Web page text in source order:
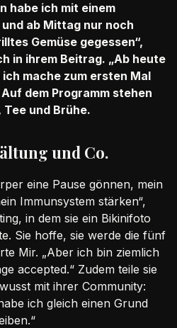
habe ich mit einem
ab Mittag nur noch
Gemüse gegessen“,
in ihrem Beitrag. „Ab heute
mache zum ersten Mal
dem Programm stehen
und Brühe.
und Co.
eine Pause gönnen, mein
Immunsystem stärken“,
in dem sie ein Bikinifoto
Sie hoffe, sie werde die fünf
Mir. „Aber ich bin ziemlich
accepted.“ Zudem teile sie
mit ihrer Community:
ich gleich einen Grund